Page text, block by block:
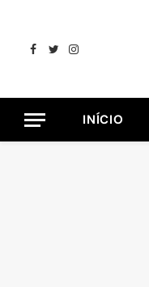
Facebook
TwitterInstagram
INÍCIO